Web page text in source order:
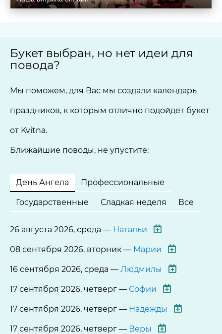
Букет выбран, но нет идеи для
повода?
Мы поможем, для Вас мы создали календарь
праздников, к которым отлично подойдет букет
от Kvitna.
Ближайшие поводы, не упустите:
День Ангела Профессиональные
Государственные Сладкая неделя Все
26 августа 2026, среда — Натальи
08 сентября 2026, вторник — Марии
16 сентября 2026, среда — Людмилы
17 сентября 2026, четверг — Софии
17 сентября 2026, четверг — Надежды
17 сентября 2026, четверг — Веры